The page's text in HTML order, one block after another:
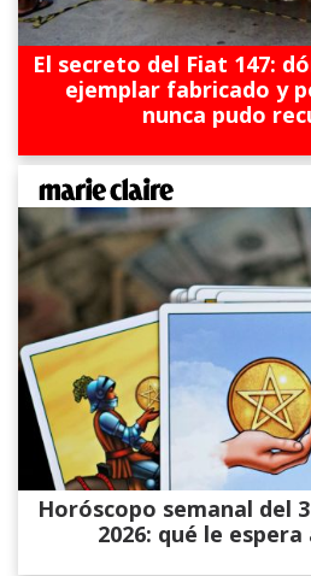
El secreto del Fiat 147:
ejemplar fabricado y
nunca pudo
Horóscopo semanal del
2026: qué le